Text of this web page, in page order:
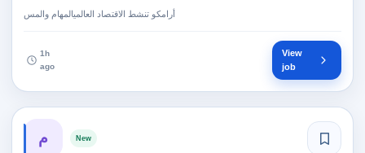
أرامكو تنشط الاقتصاد العالميالمهام والمس
1h
ago
View
job
م New